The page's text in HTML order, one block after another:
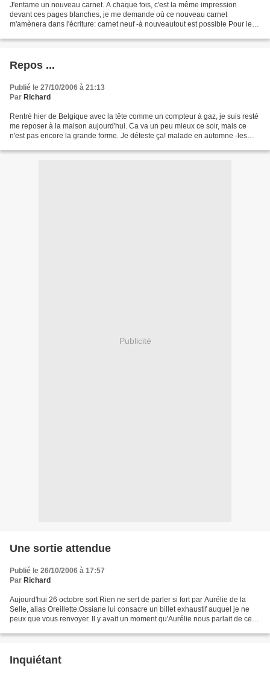
J'entame un nouveau carnet. A chaque fois, c'est la même impression
devant ces pages blanches, je me demande où ce nouveau carnet
m'amènera dans l'écriture: carnet neuf -à nouveautout est possible Pour les
Repos ...
Publié le 27/10/2006 à 21:13
Par Richard
Rentré hier de Belgique avec la tête comme un compteur à gaz, je suis resté
me reposer à la maison aujourd'hui. Ca va un peu mieux ce soir, mais ce
n'est pas encore la grande forme. Je déteste ça! malade en automne -les
Publicité
Une sortie attendue
Publié le 26/10/2006 à 17:57
Par Richard
Aujourd'hui 26 octobre sort Rien ne sert de parler si fort par Aurélie de la
Selle, alias Oreillette.Ossiane lui consacre un billet exhaustif auquel je ne
peux que vous renvoyer. Il y avait un moment qu'Aurélie nous parlait de cet
Inquiétant